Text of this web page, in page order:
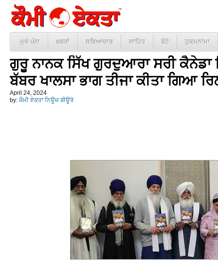
ਮੁਖੱ ਪੰਨਾ ਖ਼ਬਰਾਂ ਸਭਿਆਚਾਰ ਸਾਹਿਤ ਫੋਟੋ ਹੁਕਮਨਾਮਾ
ਗੁਰੂ ਨਾਨਕ ਸਿੱਖ ਗੁਰਦੁਆਰਾ ਸਰੀ ਕੈਨੇਡਾ
ਬੱਬਰ ਖਾਲਸਾ ਭਾਗ ਤੀਜਾ ਕੀਤਾ ਗਿਆ
April 24, 2024
by: ਕੌਮੀ ਏਕਤਾ ਨਿਊਜ਼ ਬੀਊਰੋ